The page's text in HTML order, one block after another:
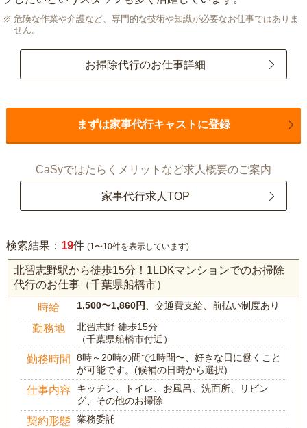
危険な作業や介護など、専門的な技術や知識が必要なお仕事ではありま
せん。
お掃除代行のお仕事詳細
まずは家事代行キャストに登録
CaSyではたらくメリットなど求人概要のご案内
家事代行求人TOP
検索結果： 19件 (1〜10件を表示しています)
北習志野駅から徒歩15分！1LDKマンションでのお掃除
代行のお仕事（千葉県船橋市）
時給 1,500〜1,860円、交通費支給、前払い制度あり
勤務地
北習志野 徒歩15分
（千葉県船橋市付近）
勤務時間
8時～20時の間で1時間〜、好きな日に働くこと
が可能です。(候補の日時から選択)
仕事内容
キッチン、トイレ、お風呂、洗面所、リビン
グ、その他のお掃除
契約形態 業務委託